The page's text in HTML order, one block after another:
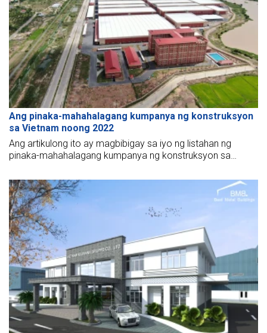
Ang pinaka-mahahalagang kumpanya ng konstruksyon
sa Vietnam noong 2022
Ang artikulong ito ay magbibigay sa iyo ng listahan ng
pinaka-mahahalagang kumpanya ng konstruksyon sa
natin ang artikulong ito upang malaman ang iyong pagpili ng
isang korporasyong konstruksyon.